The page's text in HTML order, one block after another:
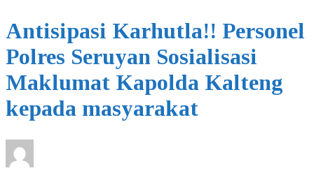
Antisipasi Karhutla!! Personel
Polres Seruyan Sosialisasi
Maklumat Kapolda Kalteng
kepada masyarakat